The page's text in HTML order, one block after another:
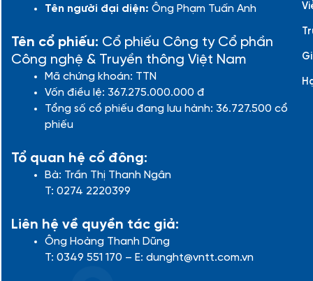
Tên người đại diện: Ông Phạm Tuấn Anh
Tên cổ phiếu: Cổ phiếu Công ty Cổ phần
Công nghệ & Truyền thông Việt Nam
Mã chứng khoán: TTN
Vốn điều lệ: 367.275.000.000 đ
Tổng số cổ phiếu đang lưu hành: 36.727.500 cổ
phiếu
Tổ quan hệ cổ đông:
Bà: Trần Thị Thanh Ngân
T: 0274 2220399
Liên hệ về quyền tác giả:
Ông Hoàng Thanh Dũng
T: 0349 551 170 – E: dunght@vntt.com.vn